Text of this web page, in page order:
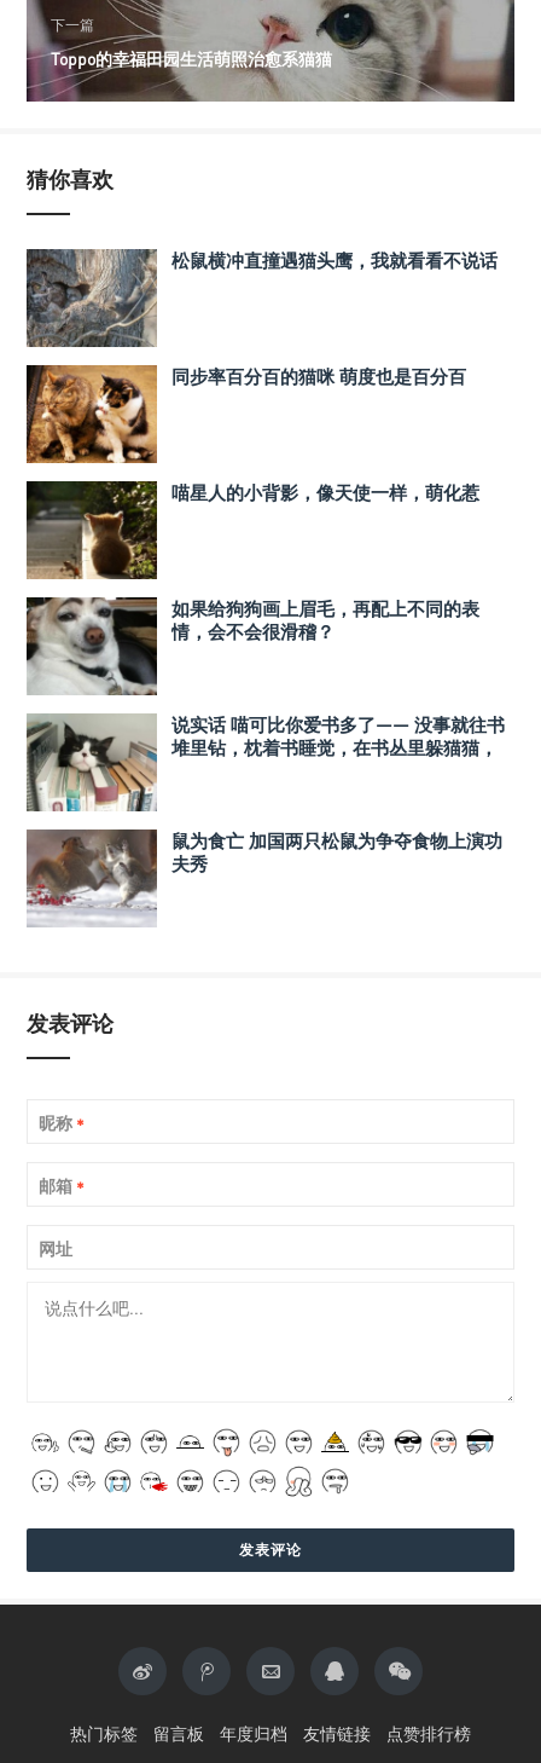
下一篇
Toppo的幸福田园生活萌照治愈系猫猫
猜你喜欢
松鼠横冲直撞遇猫头鹰，我就看看不说话
同步率百分百的猫咪 萌度也是百分百
喵星人的小背影，像天使一样，萌化惹
如果给狗狗画上眉毛，再配上不同的表
情，会不会很滑稽？
说实话 喵可比你爱书多了—— 没事就往书
堆里钻，枕着书睡觉，在书丛里躲猫猫，
鼠为食亡 加国两只松鼠为争夺食物上演功
夫秀
发表评论
昵称 *
邮箱 *
网址
热门标签 留言板 年度归档 友情链接 点赞排行榜